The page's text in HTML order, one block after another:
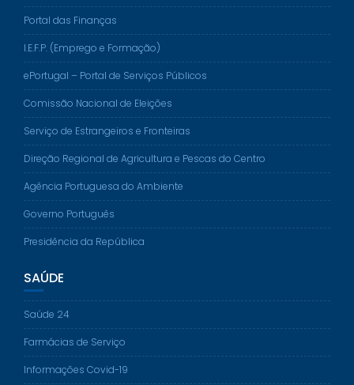
Portal das Finanças
I.E.F.P. (Emprego e Formação)
ePortugal – Portal de Serviços Públicos
Comissão Nacional de Eleições
Serviço de Estrangeiros e Fronteiras
Direção Regional de Agricultura e Pescas do Centro
Agência Portuguesa do Ambiente
Governo Português
Presidência da República
SAÚDE
Saúde 24
Farmácias de Serviço
Informações Covid-19